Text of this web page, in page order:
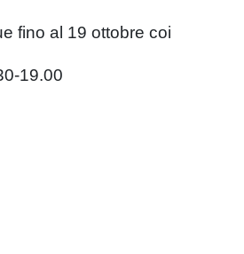
fino al 19 ottobre coi
19.00